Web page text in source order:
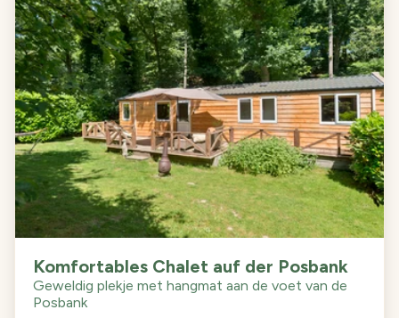
Komfortables Chalet auf der Posbank
Geweldig plekje met hangmat aan de voet van de
Posbank